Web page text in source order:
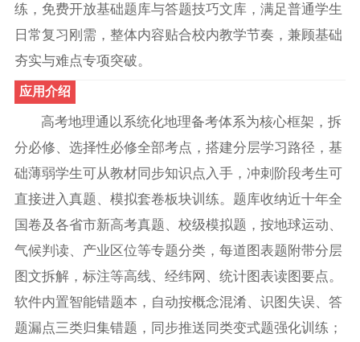
练，免费开放基础题库与答题技巧文库，满足普通学生
日常复习刚需，整体内容贴合校内教学节奏，兼顾基础
夯实与难点专项突破。
应用介绍
高考地理通以系统化地理备考体系为核心框架，拆
分必修、选择性必修全部考点，搭建分层学习路径，基
础薄弱学生可从教材同步知识点入手，冲刺阶段考生可
直接进入真题、模拟套卷板块训练。题库收纳近十年全
国卷及各省市新高考真题、校级模拟题，按地球运动、
气候判读、产业区位等专题分类，每道图表题附带分层
图文拆解，标注等高线、经纬网、统计图表读图要点。
软件内置智能错题本，自动按概念混淆、识图失误、答
题漏点三类归集错题，同步推送同类变式题强化训练；